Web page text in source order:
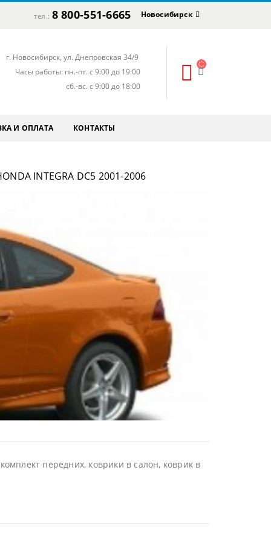
тел.: 8 800-551-6665 Новосибирск
г. Новосибирск, ул. Днепровская 34/9
Часы работы: пн.-пт. с 9:00 до 19:00
сб.-вс. с 9:00 до 18:00
И ОПЛАТА КОНТАКТЫ
INTEGRA DC5 2001-2006
передних, коврики в салон, коврик в